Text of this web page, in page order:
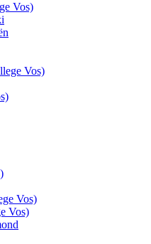
Vos)
Vos)
Vos)
Vos)